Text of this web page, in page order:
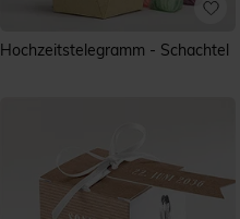
Hochzeitstelegramm - Schachtel